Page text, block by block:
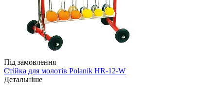
Під замовлення
Стійка для молотів Polanik HR-12-W
Детальніше